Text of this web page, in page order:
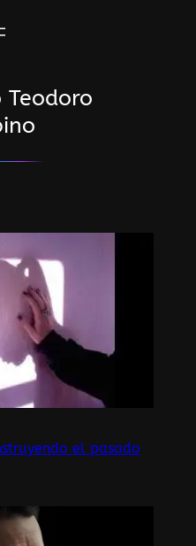
Teodoro
el pasado